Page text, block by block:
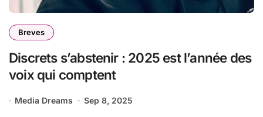
Breves
Discrets s’abstenir : 2025 est l’année des
voix qui comptent
Media Dreams Sep 8, 2025